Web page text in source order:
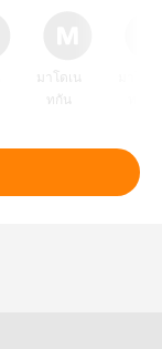
มาโดเน
ทกัน